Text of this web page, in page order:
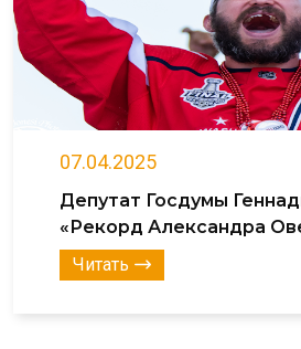
07.04.2025
Депутат Госдумы
«Рекорд Александра
Читать